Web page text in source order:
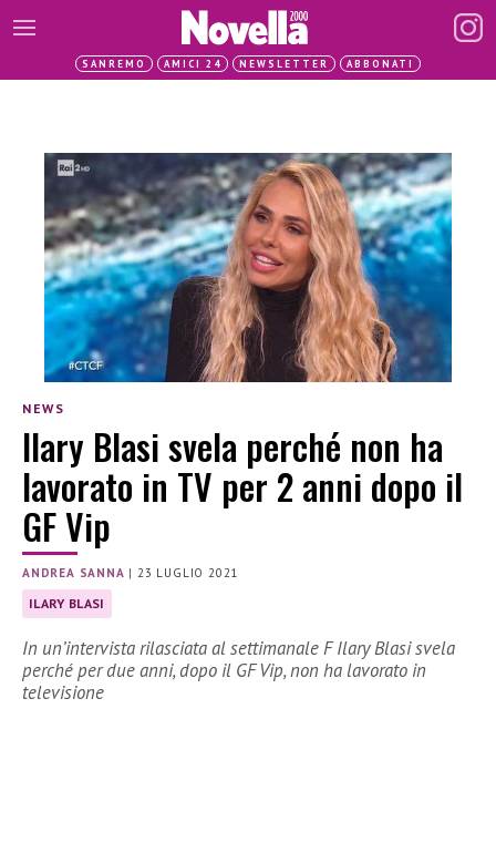
SANREMO AMICI 24 NEWSLETTER ABBONATI
NEWS
Ilary Blasi svela perché non ha
lavorato in TV per 2 anni dopo il
GF Vip
ANDREA SANNA |23 LUGLIO 2021
ILARY BLASI
In un’intervista rilasciata al settimanale F Ilary Blasi svela
perché per due anni, dopo il GF Vip, non ha lavorato in
televisione